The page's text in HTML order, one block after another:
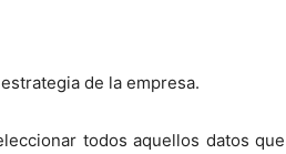
de la empresa.
todos aquellos datos que